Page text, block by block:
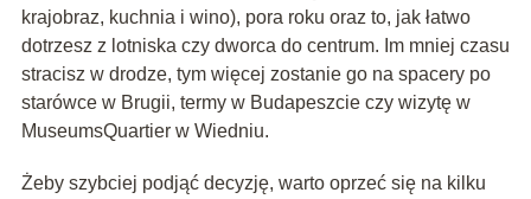
krajobraz, kuchnia i wino), pora roku oraz to, jak łatwo
dotrzesz z lotniska czy dworca do centrum. Im mniej czasu
stracisz w drodze, tym więcej zostanie go na spacery po
starówce w Brugii, termy w Budapeszcie czy wizytę w
MuseumsQuartier w Wiedniu.
Żeby szybciej podjąć decyzję, warto oprzeć się na kilku